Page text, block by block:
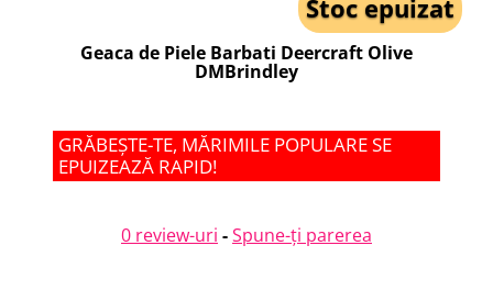
Stoc epuizat
Geaca de Piele Barbati Deercraft Olive
DMBrindley
GRĂBEȘTE-TE, MĂRIMILE POPULARE SE
EPUIZEAZĂ RAPID!
0 review-uri -Spune-ţi parerea